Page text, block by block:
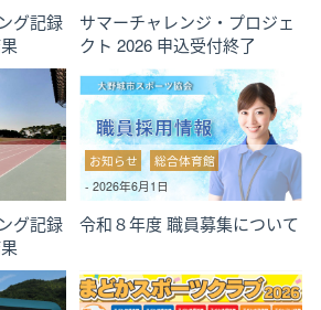
グ記録
サマーチャレンジ・プロジェ
クト 2026 申込受付終了
グ記録
お知らせ
総合体育館
-2026年6月1日
令和８年度 職員募集について